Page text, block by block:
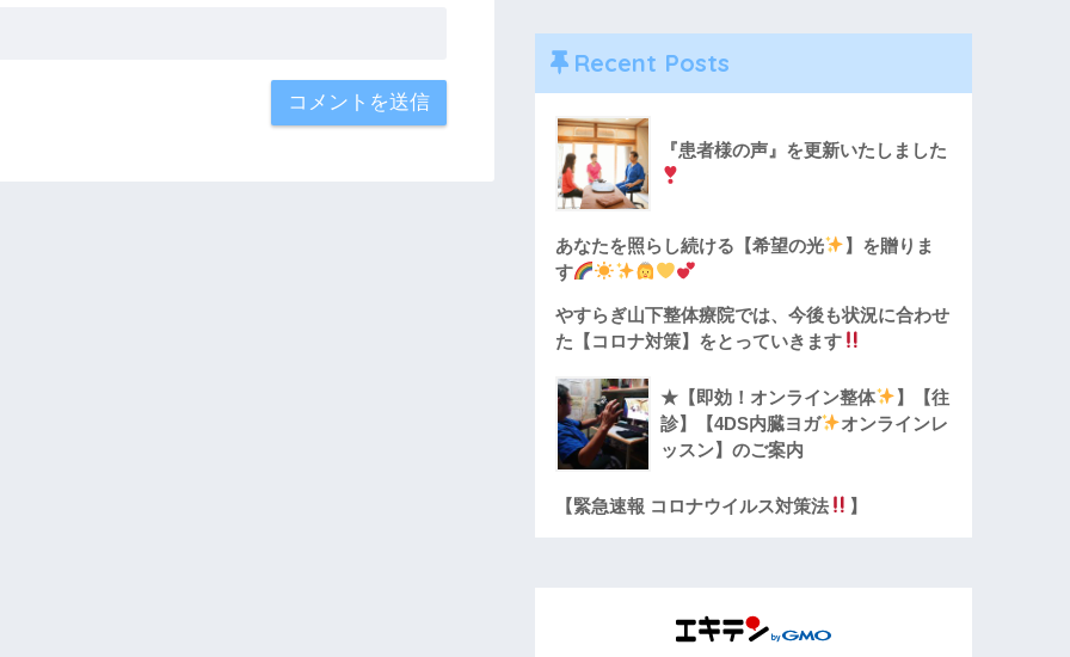
Recent Posts
『患者様の声』を更新いたしました
あなたを照らし続ける【希望の光
】を贈りま
す
やすらぎ山下整体療院では、今後も状況に合わせ
た【コロナ対策】をとっていきます
★【即効！オンライン整体
】【往
診】【4DS内臓ヨガ
オンラインレ
ッスン】のご案内
【緊急速報 コロナウイルス対策法 】